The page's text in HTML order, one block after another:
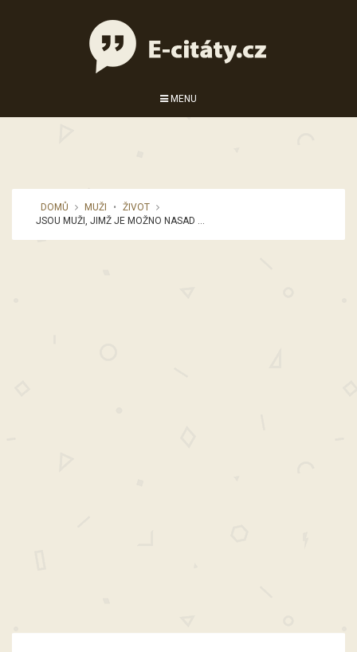
MENU
DOMŮ MUŽI •
ŽIVOT
JSOU MUŽI, JIMŽ JE MOŽNO NASAD ...